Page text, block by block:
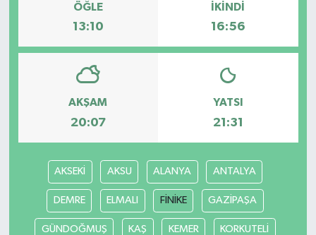
ÖĞLE
13:10
İKINDI
16:56
AKŞAM
20:07
YATSI
21:31
AKSEKİ AKSU ALANYA ANTALYA
DEMRE ELMALI FİNİKE GAZİPAŞA
GÜNDOĞMUŞ KAŞ KEMER KORKUTELİ